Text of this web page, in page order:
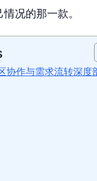
况的那一款。
协作与需求流转深度